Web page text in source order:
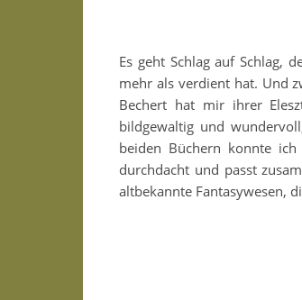
Es geht Schlag auf Schlag,
mehr als verdient hat. Und
Bechert hat mir ihrer
bildgewaltig und
beiden Büchern konnte
durchdacht und passt
altbekannte Fantasywesen,